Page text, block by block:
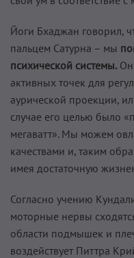
Йоги Бхаджан говорил,
пальцем Сатурна – мы
психической системы. Он
активных точек для
аурической проекции,
случае его целью было
мегаватт». Мы можем
качествами и, таким
имея достаточную
Согласно учению
моторные нервы
области подмышек и
воздействует Питтра